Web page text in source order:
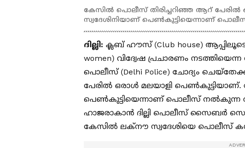
കേസില്‍ പൊലീസ് തിരിച്ചറിഞ്ഞ ആറ്
സ്വദേശിനിയാണ് പെണ്‍കുട്ടിയെന്നാണ്
ദില്ലി: ക്ലബ് ഹൗസ് (Club house)
women) വിദ്വേഷ പ്രചാരണം
പൊലീസ് (Delhi Police) ചോദ്യം
പേരില്‍ ഒരാള്‍ മലയാളി
പെണ്‍കുട്ടിയെന്നാണ് പൊലീസ് നല്‍കുന്ന
ഹാജരാകാന്‍ ദില്ലി പൊലീസ് സൈബര്‍ സെല്‍
കേസില്‍ ലക്‌നൗ സ്വദേശിയെ പൊലീസ്